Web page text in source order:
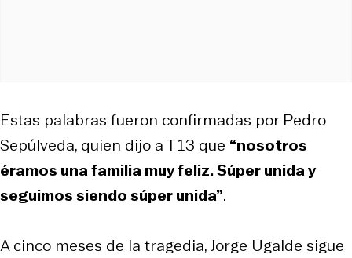
Estas palabras fueron confirmadas por Pedro
Sepúlveda, quien dijo a T13 que “nosotros
éramos una familia muy feliz. Súper unida y
seguimos siendo súper unida”.
A cinco meses de la tragedia, Jorge Ugalde sigue